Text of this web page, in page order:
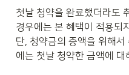
첫날 청약을 완료했더라도
경우에는 본 혜택이 적용되
단, 청약금의 증액을 위해
에는 첫날 청약한 금액에